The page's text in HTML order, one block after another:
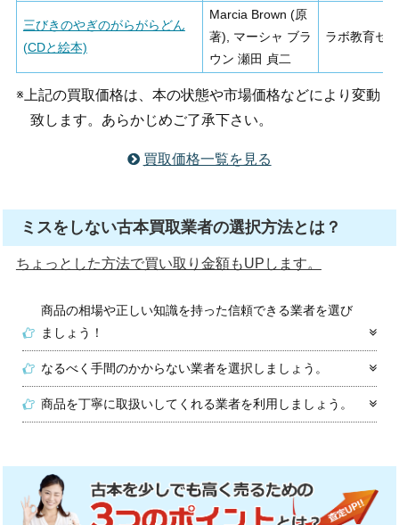
三びきのやぎのがらがらどん
(CDと絵本)
Marcia Brown (原
著), マーシャ ブラ
ウン 瀬田 貞二
ラボ教育セ
※上記の買取価格は、本の状態や市場価格などにより変動
致します。あらかじめご了承下さい。
買取価格一覧を見る
ミスをしない古本買取業者の選択方法とは？
ちょっとした方法で買い取り金額もUPします。
商品の相場や正しい知識を持った信頼できる業者を選び
ましょう！
なるべく手間のかからない業者を選択しましょう。
商品を丁寧に取扱いしてくれる業者を利用しましょう。